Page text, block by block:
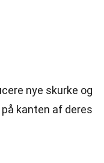
nye skurke og
kanten af deres